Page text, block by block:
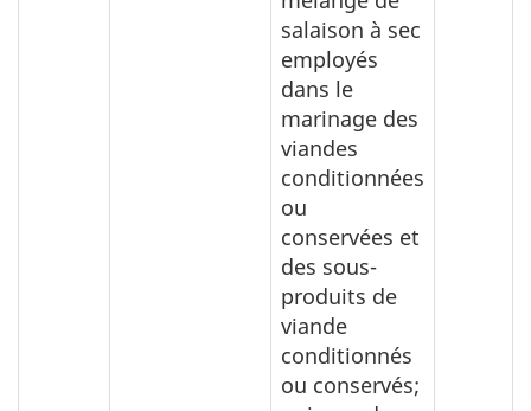
salaison à sec
employés
dans le
marinage des
viandes
conditionnées
ou
conservées et
des sous-
produits de
viande
conditionnés
ou conservés;